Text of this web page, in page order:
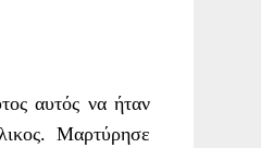
αυτός να ήταν
Μαρτύρησε